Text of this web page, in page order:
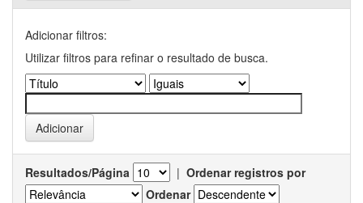
Adicionar filtros:
Utilizar filtros para refinar o resultado de busca.
Resultados/Página | Ordenar registros por
Ordenar